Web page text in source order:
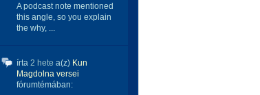
A podcast note mentioned
this angle, so you explain
the why, ...
írta 2 hete a(z) Kun
Magdolna versei
fórumtémában: